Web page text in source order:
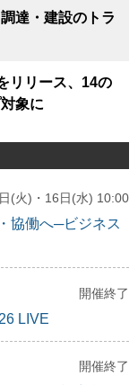
達・建設のトラ
リリース、14の
象に
(火)・16日(水) 10:00
協働へ─ビジネス
開催終了
LIVE
開催終了